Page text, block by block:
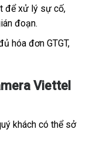
để xử lý sự cố,
đoạn.
hóa đơn GTGT,
Viettel
khách có thể sở